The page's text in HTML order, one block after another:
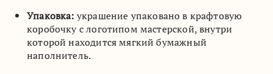
Упаковка: украшение упаковано в крафтовую
коробочку с логотипом мастерской, внутри
которой находится мягкий бумажный
наполнитель.